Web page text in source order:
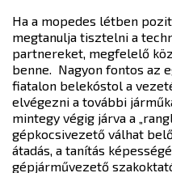
Ha a mopedes létben
megtanulja tisztelni a
partnereket, megfelelő
benne. Nagyon fontos az
fiatalon belekóstol a
elvégezni a további
mintegy végig járva a
gépkocsivezető válhat
átadás, a tanítás
gépjárművezető